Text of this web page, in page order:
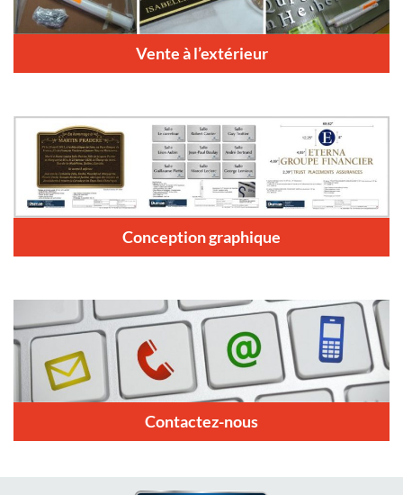
Vente à l’extérieur
Conception graphique
Contactez-nous